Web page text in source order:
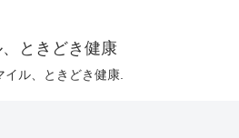
ときどき健康
ル、ときどき健康.